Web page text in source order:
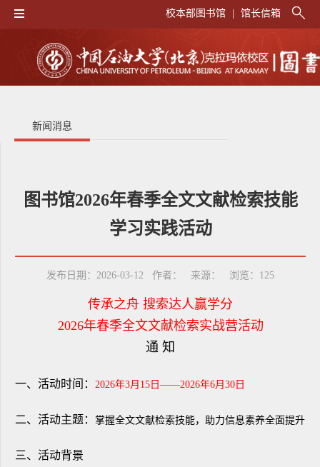
校本部图书馆 馆长信箱
新闻消息
图书馆2026年春季全文文献检索技能
学习实践活动
发布日期：2026-03-12 作者： 来源： 浏览： 125
传承之舟 搜索达人赢学分
2026年春季全文文献检索实战营活动
通 知
一、活动时间： 2026年3月15日——2026年6月30 日
二、活动主题： 掌握全文文献检索技能，助力信息素养全面提升
三、活动背景